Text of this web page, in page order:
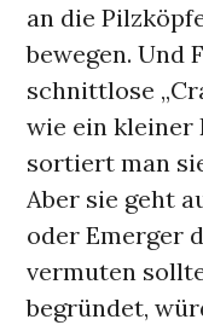
an die
bewegen. Und
schnittlose
wie ein kleiner
sortiert man
Aber sie geht
oder Emerger
vermuten
begründet,